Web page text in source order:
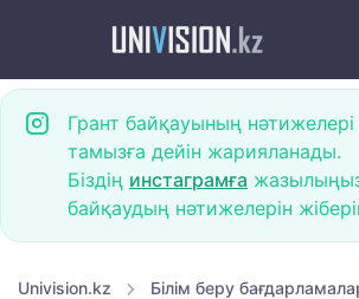
Грант байқауының нәтижелері
тамызға дейін жарияланады.
Біздің инстаграмға
байқаудың нәтижелерін
Univision.kz Білім беру